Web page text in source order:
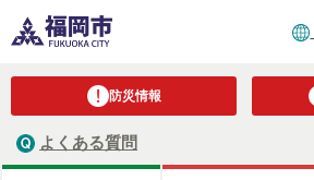
防災情報
よくある質問